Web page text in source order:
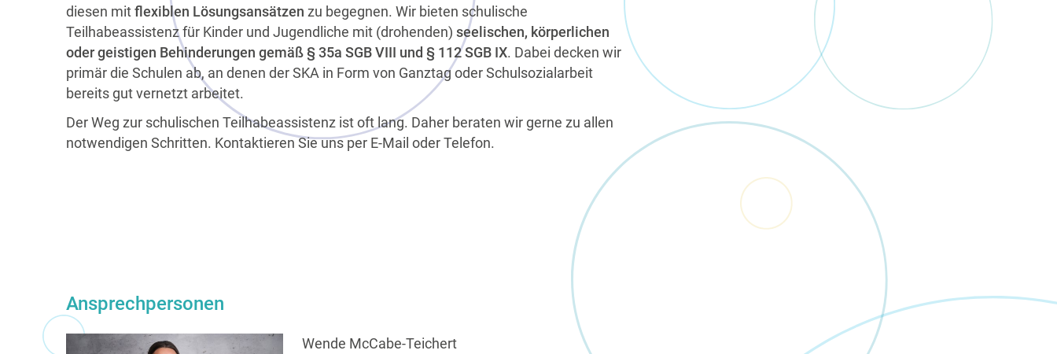
diesen mit flexiblen Lösungsansätzen zu begegnen. Wir bieten schulische
Teilhabeassistenz für Kinder und Jugendliche mit (drohenden) seelischen, körperlichen
oder geistigen Behinderungen gemäß § 35a SGB VIII und § 112 SGB IX. Dabei decken wir
primär die Schulen ab, an denen der SKA in Form von Ganztag oder Schulsozialarbeit
bereits gut vernetzt arbeitet.
Der Weg zur schulischen Teilhabeassistenz ist oft lang. Daher beraten wir gerne zu allen
notwendigen Schritten. Kontaktieren Sie uns per E-Mail oder Telefon.
Ansprechpersonen
Wende McCabe-Teichert